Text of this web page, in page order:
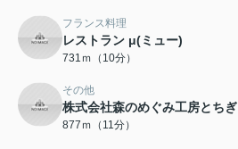
フランス料理
レストラン μ(ミュー)
731ｍ（10分）
その他
株式会社森のめぐみ工房とちぎ
877ｍ（11分）